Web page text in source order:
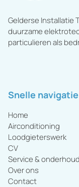
Gelderse Installatie
duurzame
particulieren als
Snelle navigatie
Home
Airconditioning
Loodgieterswerk
CV
Service & onderhoud
Over ons
Contact